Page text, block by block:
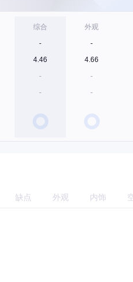
综合
-
4.46
-
-
外观
-
4.66
-
-
缺点 外观 内饰